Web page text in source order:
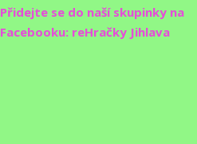
Přidejte se do naší skupinky na
Facebooku: reHračky Jihlava